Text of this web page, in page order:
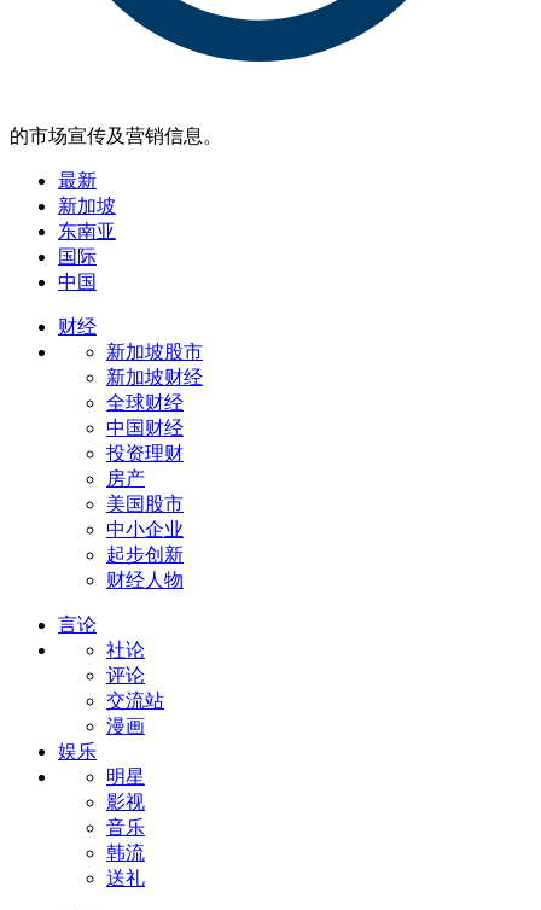
的市场宣传及营销信息。
最新
新加坡
东南亚
国际
中国
财经
新加坡股市
新加坡财经
全球财经
中国财经
投资理财
房产
美国股市
中小企业
起步创新
财经人物
言论
社论
评论
交流站
漫画
娱乐
明星
影视
音乐
韩流
送礼